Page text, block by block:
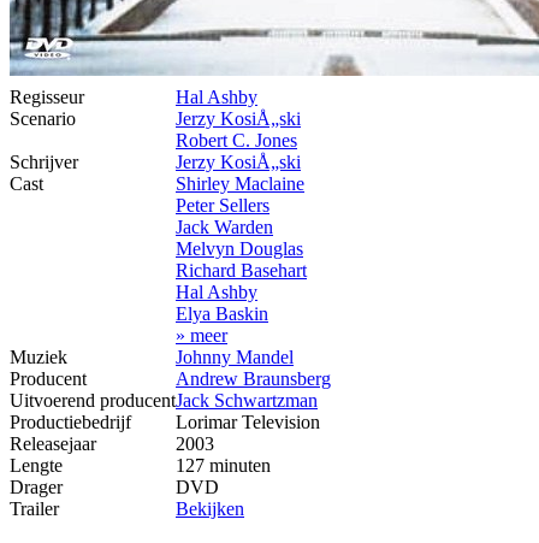
Regisseur
Hal Ashby
Scenario
Jerzy KosiÅ„ski
Robert C. Jones
Schrijver
Jerzy KosiÅ„ski
Cast
Shirley Maclaine
Peter Sellers
Jack Warden
Melvyn Douglas
Richard Basehart
Hal Ashby
Elya Baskin
» meer
Muziek
Johnny Mandel
Producent
Andrew Braunsberg
Uitvoerend producentJack Schwartzman
Productiebedrijf
Lorimar Television
Releasejaar
2003
Lengte
127 minuten
Drager
DVD
Trailer
Bekijken